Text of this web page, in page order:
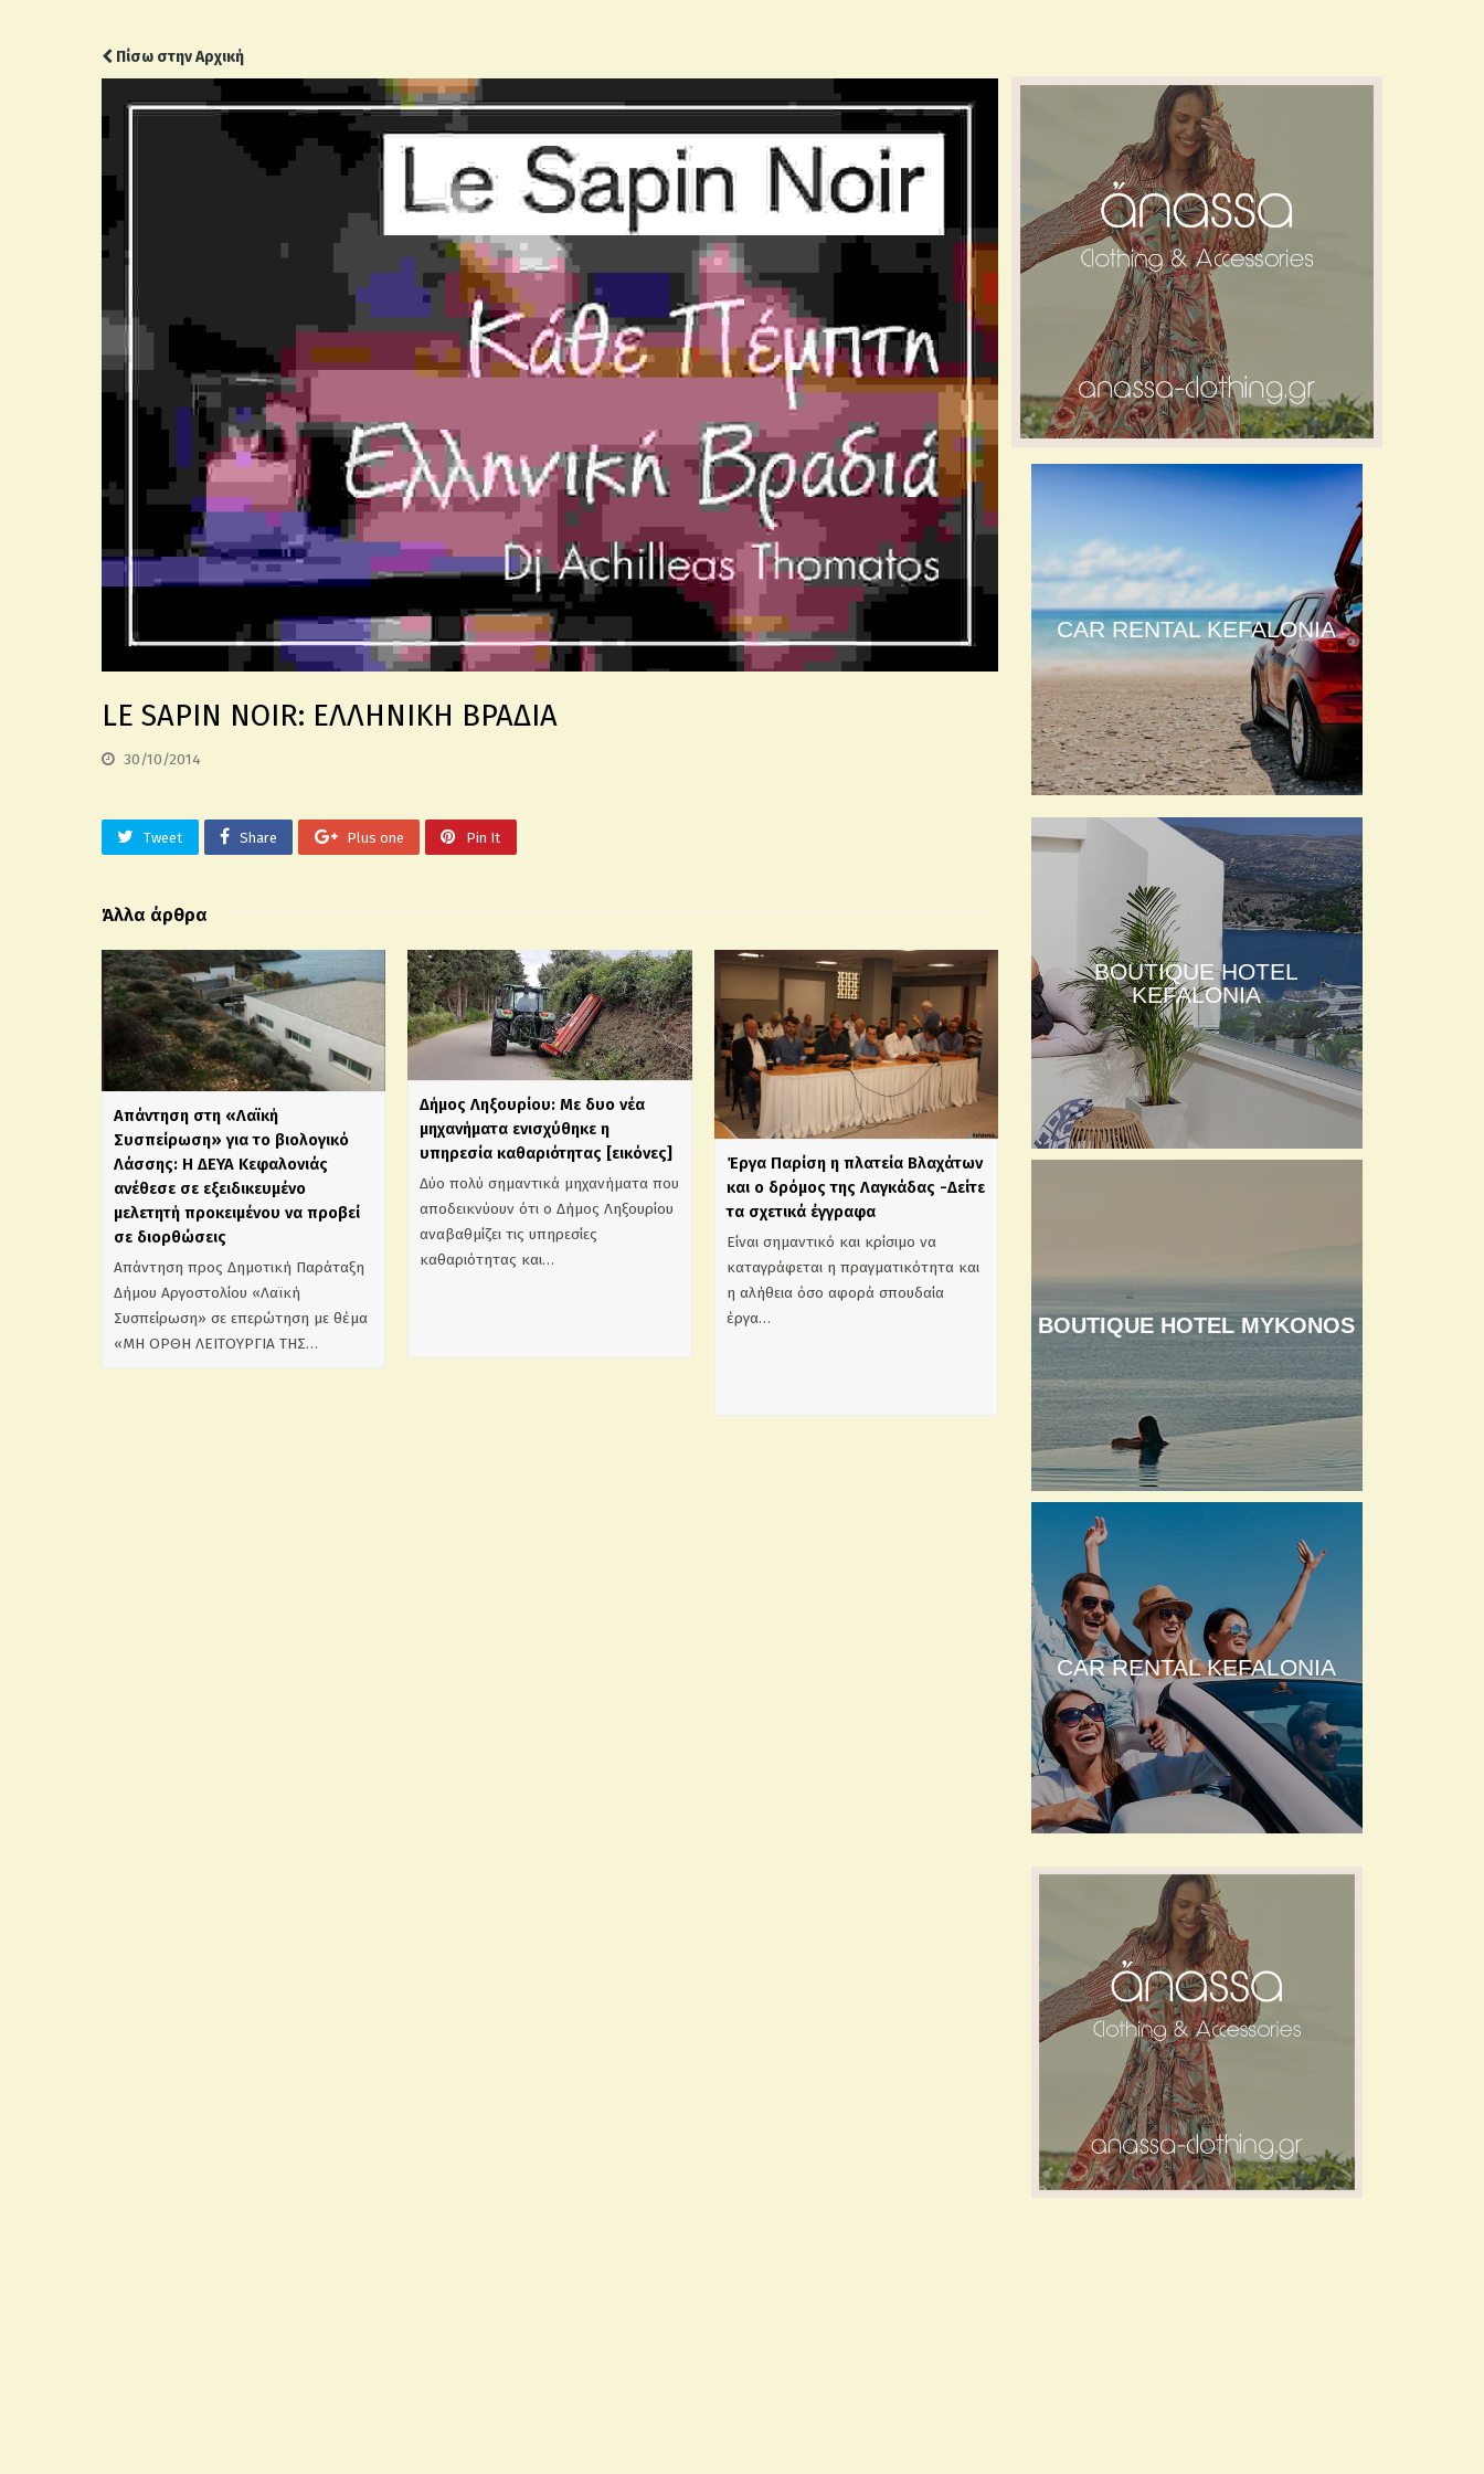
Πίσω στην Αρχική
LE SAPIN NOIR: ΕΛΛΗΝΙΚΗ ΒΡΑΔΙΑ
30/10/2014
Tweet Share Plus one Pin It
Άλλα άρθρα
Απάντηση στη «Λαϊκή
Συσπείρωση» για το βιολογικό
Λάσσης: Η ΔΕΥΑ Κεφαλονιάς
ανέθεσε σε εξειδικευμένο
μελετητή προκειμένου να προβεί
σε διορθώσεις
Απάντηση προς Δημοτική Παράταξη
Δήμου Αργοστολίου «Λαϊκή
Συσπείρωση» σε επερώτηση με θέμα
«ΜΗ ΟΡΘΗ ΛΕΙΤΟΥΡΓΙΑ ΤΗΣ…
Δήμος Ληξουρίου: Με δυο νέα
μηχανήματα ενισχύθηκε η
υπηρεσία καθαριότητας [εικόνες]
Δύο πολύ σημαντικά μηχανήματα που
αποδεικνύουν ότι ο Δήμος Ληξουρίου
αναβαθμίζει τις υπηρεσίες
καθαριότητας και…
Έργα Παρίση η πλατεία Βλαχάτων
και ο δρόμος της Λαγκάδας -Δείτε
τα σχετικά έγγραφα
Είναι σημαντικό και κρίσιμο να
καταγράφεται η πραγματικότητα και
η αλήθεια όσο αφορά σπουδαία
έργα…
CAR RENTAL KEFALONIA
BOUTIQUE HOTEL
KEFALONIA
BOUTIQUE HOTEL MYKONOS
CAR RENTAL KEFALONIA